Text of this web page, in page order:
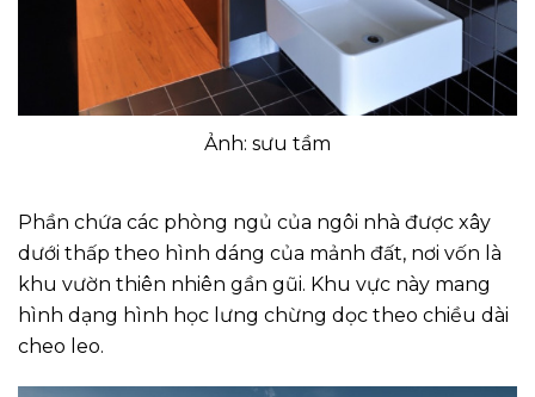
Ảnh: sưu tầm
Phần chứa các phòng ngủ của ngôi nhà được xây
dưới thấp theo hình dáng của mảnh đất, nơi vốn là
khu vườn thiên nhiên gần gũi. Khu vực này mang
hình dạng hình học lưng chừng dọc theo chiều dài
cheo leo.